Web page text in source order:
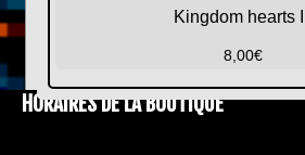
Kingdom hearts III
8,00€
HORAIRES DE LA BOUTIQUE